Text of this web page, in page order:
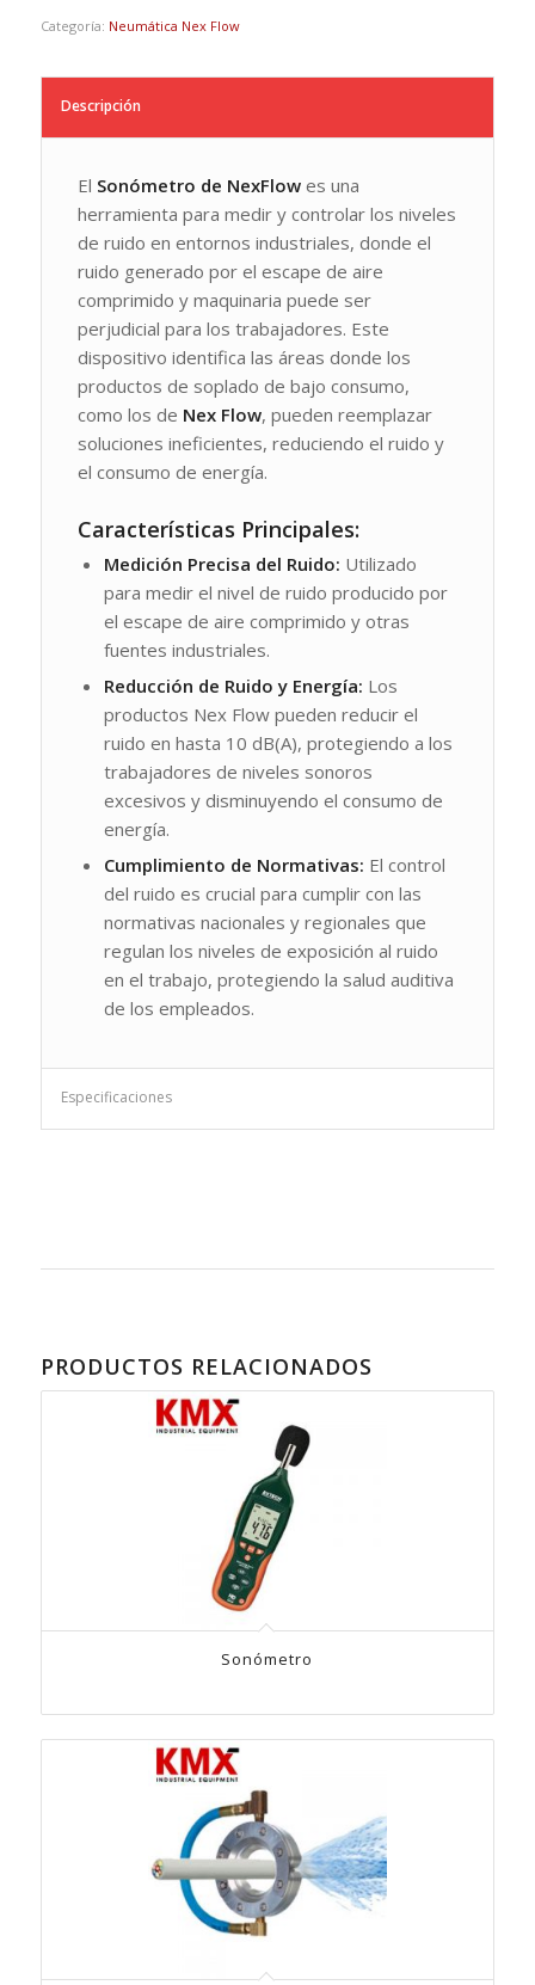
Categoría: Neumática Nex Flow
Descripción
El Sonómetro de NexFlowes una
herramienta para medir y controlar los niveles
de ruido en entornos industriales, donde el
ruido generado por el escape de aire
comprimido y maquinaria puede ser
perjudicial para los trabajadores. Este
dispositivo identifica las áreas donde los
productos de soplado de bajo consumo,
como los de Nex Flow, pueden reemplazar
soluciones ineficientes, reduciendo el ruido y
el consumo de energía.
Características Principales:
Medición Precisa del Ruido: Utilizado
para medir el nivel de ruido producido por
el escape de aire comprimido y otras
fuentes industriales.
Reducción de Ruido y Energía: Los
productos Nex Flow pueden reducir el
ruido en hasta 10 dB(A), protegiendo a los
trabajadores de niveles sonoros
excesivos y disminuyendo el consumo de
energía.
Cumplimiento de Normativas: El control
del ruido es crucial para cumplir con las
normativas nacionales y regionales que
regulan los niveles de exposición al ruido
en el trabajo, protegiendo la salud auditiva
de los empleados.
Especificaciones
PRODUCTOS RELACIONADOS
Sonómetro